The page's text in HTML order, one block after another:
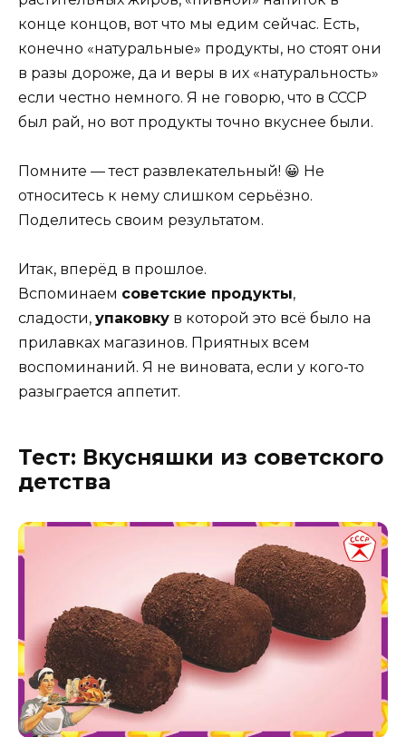
конце концов, вот что мы едим сейчас. Есть,
конечно «натуральные» продукты, но стоят они
в разы дороже, да и веры в их «натуральность»
если честно немного. Я не говорю, что в СССР
был рай, но вот продукты точно вкуснее были.
Помните — тест развлекательный! 😀 Не
относитесь к нему слишком серьёзно.
Поделитесь своим результатом.
Итак, вперёд в прошлое.
Вспоминаем советские продукты,
сладости, упаковку в которой это всё было на
прилавках магазинов. Приятных всем
воспоминаний. Я не виновата, если у кого-то
разыграется аппетит.
Тест: Вкусняшки из советского
детства